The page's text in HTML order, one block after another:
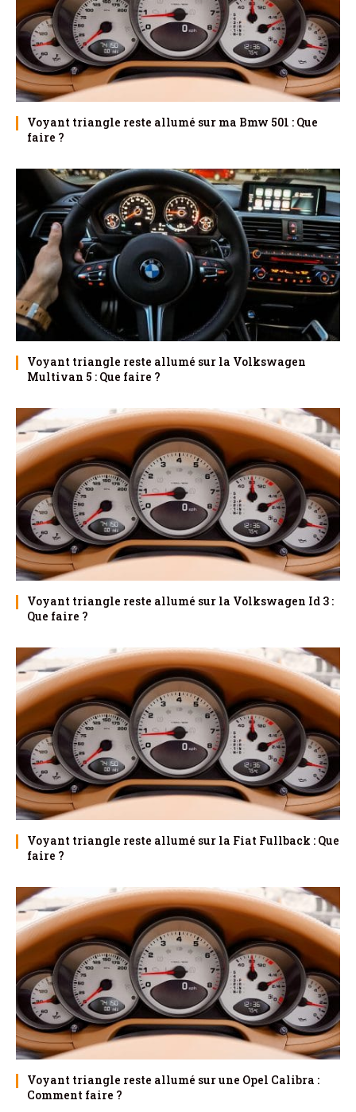
Voyant triangle reste allumé sur ma Bmw 501 : Que
faire ?
Voyant triangle reste allumé sur la Volkswagen
Multivan 5 : Que faire ?
Voyant triangle reste allumé sur la Volkswagen Id 3 :
Que faire ?
Voyant triangle reste allumé sur la Fiat Fullback : Que
faire ?
Voyant triangle reste allumé sur une Opel Calibra :
Comment faire ?